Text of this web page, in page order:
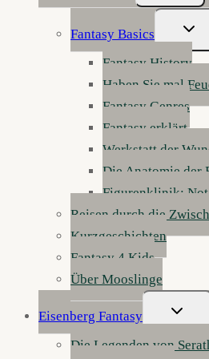
Fantasy Basics
Fantasy History
Haben Sie mal
Fantasy Genres
Fantasy erklärt
Werkstatt der
Die Anatomie der
Figurenklinik:
Reisen durch die
Kurzgeschichten
Fantasy 4 Kids
Über Mooslinge
Eisenberg Fantasy
Die Legenden von